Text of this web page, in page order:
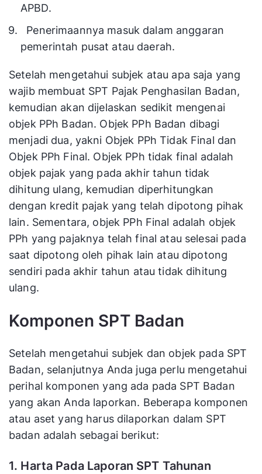
APBD.
Penerimaannya masuk dalam anggaran
pemerintah pusat atau daerah.
Setelah mengetahui subjek atau apa saja yang
wajib membuat SPT Pajak Penghasilan Badan,
kemudian akan dijelaskan sedikit mengenai
objek PPh Badan. Objek PPh Badan dibagi
menjadi dua, yakni Objek PPh Tidak Final dan
Objek PPh Final. Objek PPh tidak final adalah
objek pajak yang pada akhir tahun tidak
dihitung ulang, kemudian diperhitungkan
dengan kredit pajak yang telah dipotong pihak
lain. Sementara, objek PPh Final adalah objek
PPh yang pajaknya telah final atau selesai pada
saat dipotong oleh pihak lain atau dipotong
sendiri pada akhir tahun atau tidak dihitung
ulang.
Komponen SPT Badan
Setelah mengetahui subjek dan objek pada SPT
Badan, selanjutnya Anda juga perlu mengetahui
perihal komponen yang ada pada SPT Badan
yang akan Anda laporkan. Beberapa komponen
atau aset yang harus dilaporkan dalam SPT
badan adalah sebagai berikut:
1. Harta Pada Laporan SPT Tahunan